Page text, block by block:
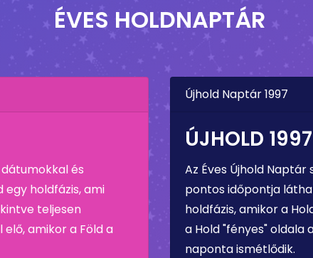
ÉVES HOLDNAPTÁR
és
egy holdfázis, ami
teljesen
amikor a Föld a
Újhold Naptár 1997
ÚJHOLD 1997
Az Éves Újhold
pontos időpontja
holdfázis, amikor a
a Hold "fényes" oldala
naponta ismétlődik.